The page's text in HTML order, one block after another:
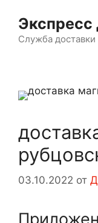
содержимому
Экспресс
Служба
03.10.2022 от